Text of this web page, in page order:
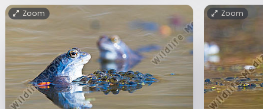
Zoom Zoom